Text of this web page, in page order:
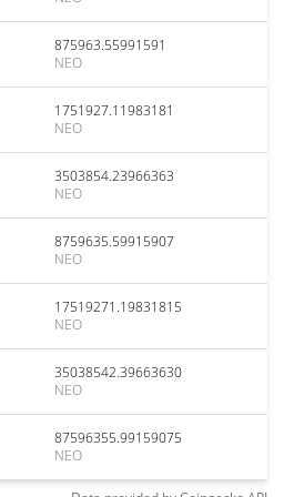
875963.55991591
NEO
1751927.11983181
NEO
3503854.23966363
NEO
8759635.59915907
NEO
17519271.19831815
NEO
35038542.39663630
NEO
87596355.99159075
NEO